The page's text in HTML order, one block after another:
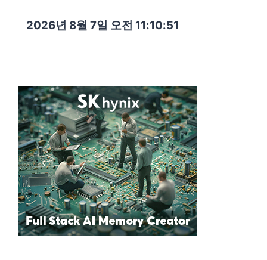
2026년 8월 7일 오전 11:10:52